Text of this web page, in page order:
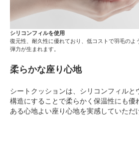
シリコンフィルを使用
復元性、耐久性に優れており、低コストで羽毛のよ
弾力が生まれます。
柔らかな座り心地
シートクッションは、シリコンフィルと
構造にすることで柔らかく保温性にも優
ある心地よい座り心地を実感していただ